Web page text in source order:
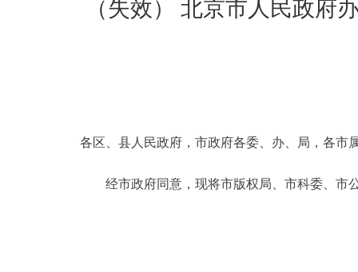
政务公开
（失效） 北京市人民政府
各区、县人民政府，市政府各委、办、局，各市
经市政府同意，现将市版权局、市科委、市公